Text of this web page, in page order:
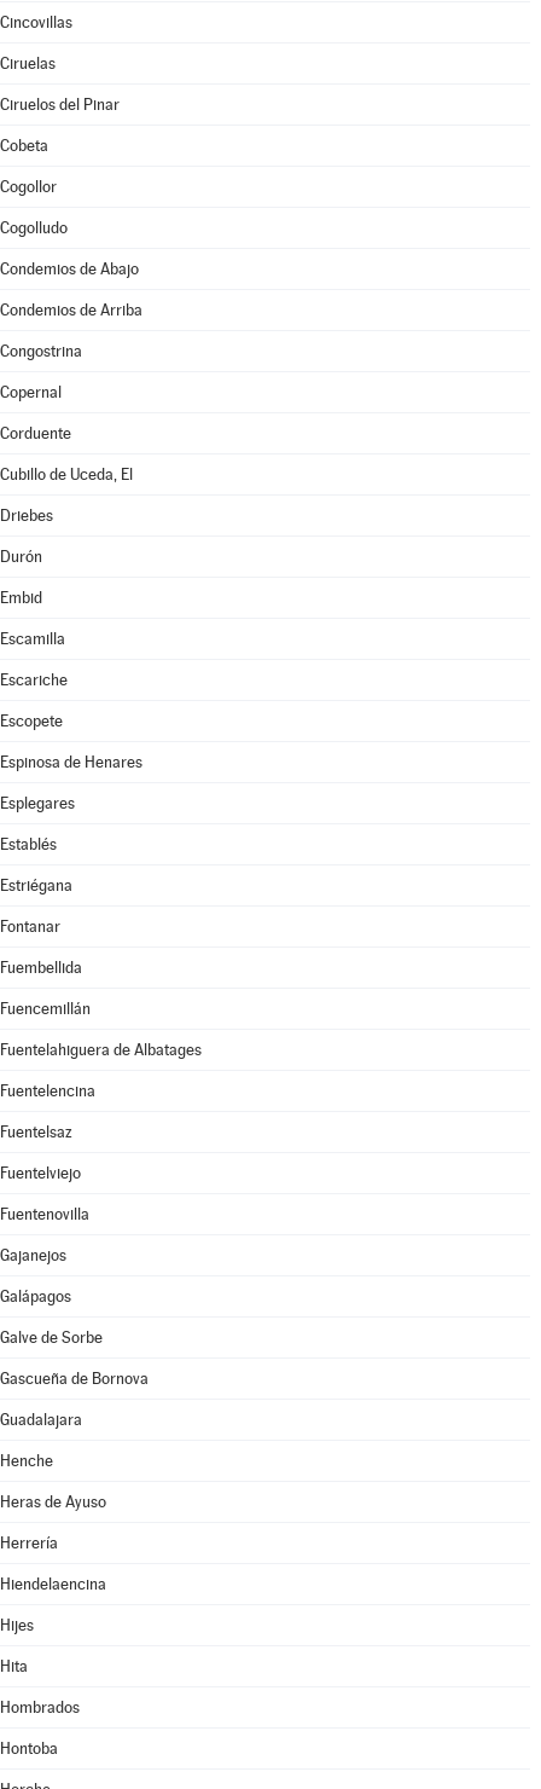
Cincovillas
Ciruelas
Ciruelos del Pinar
Cobeta
Cogollor
Cogolludo
Condemios de Abajo
Condemios de Arriba
Congostrina
Copernal
Corduente
Cubillo de Uceda, El
Driebes
Durón
Embid
Escamilla
Escariche
Escopete
Espinosa de Henares
Esplegares
Establés
Estriégana
Fontanar
Fuembellida
Fuencemillán
Fuentelahiguera de Albatages
Fuentelencina
Fuentelsaz
Fuentelviejo
Fuentenovilla
Gajanejos
Galápagos
Galve de Sorbe
Gascueña de Bornova
Guadalajara
Henche
Heras de Ayuso
Herrería
Hiendelaencina
Hijes
Hita
Hombrados
Hontoba